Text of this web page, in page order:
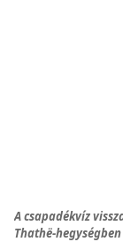
A csapadékvíz
Thathë-hegységben